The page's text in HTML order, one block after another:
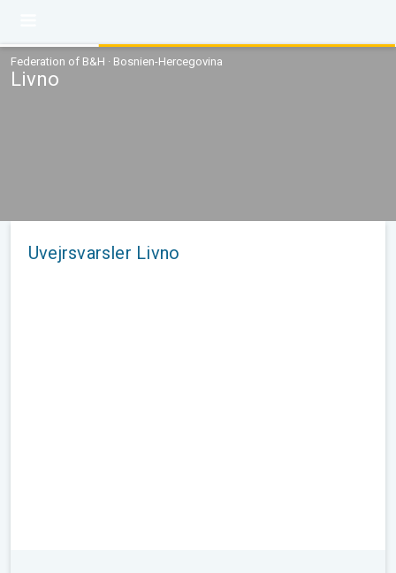
Federation of B&H · Bosnien-Hercegovina
Livno
Uvejrsvarsler Livno